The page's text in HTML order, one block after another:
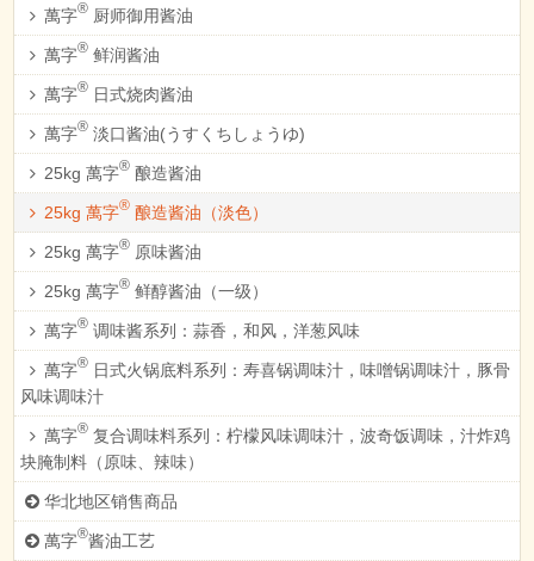
萬字® 厨师御用酱油
萬字® 鲜润酱油
萬字® 日式烧肉酱油
萬字® 淡口酱油(うすくちしょうゆ)
25kg 萬字® 酿造酱油
25kg 萬字® 酿造酱油（淡色）
25kg 萬字® 原味酱油
25kg 萬字® 鲜醇酱油（一级）
萬字® 调味酱系列：蒜香，和风，洋葱风味
萬字® 日式火锅底料系列：寿喜锅调味汁，味噌锅调味汁，豚骨
风味调味汁
萬字® 复合调味料系列：柠檬风味调味汁，波奇饭调味，汁炸鸡
块腌制料（原味、辣味）
华北地区销售商品
萬字®酱油工艺